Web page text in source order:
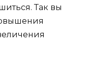
Так вы